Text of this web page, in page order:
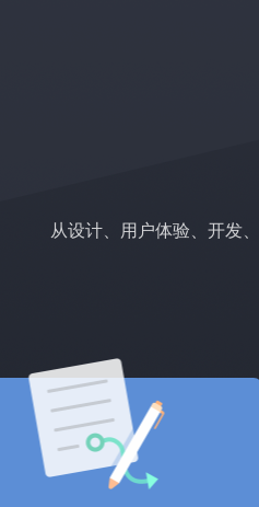
从设计、用户体验、开发